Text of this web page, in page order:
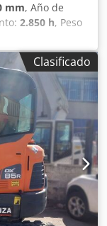
mm, Año de
2.850 h, Peso
del
tn. de ocasión,
revisada tras
de gestión de
Contacta con
Enganche de
Clasificado